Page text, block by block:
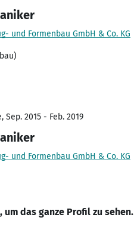
und Formenbau GmbH & Co. KG
Sep. 2015 - Feb. 2019
und Formenbau GmbH & Co. KG
um das ganze Profil zu sehen.